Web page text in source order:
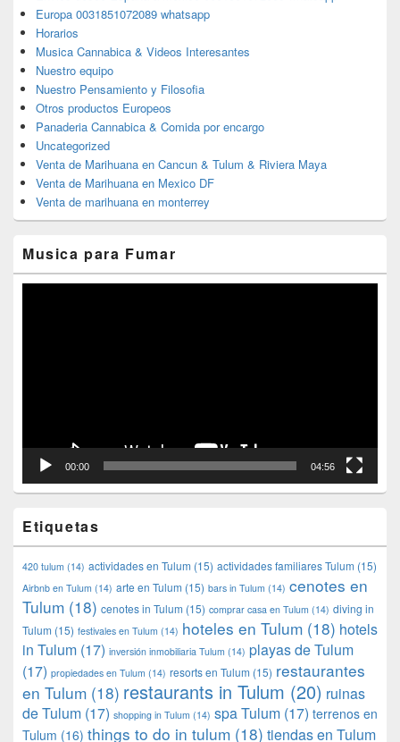
Europa 0031851072089 whatsapp
Horarios
Musica Cannabica & Videos Interesantes
Nuestro equipo
Nuestro Pensamiento y Filosofia
Otros productos Europeos
Panaderia Cannabica & Comida por encargo
Uncategorized
Venta de Marihuana en Cancun & Tulum & Riviera Maya
Venta de Marihuana en Mexico DF
Venta de marihuana en monterrey
Musica para Fumar
00:00 04:56
Etiquetas
420 tulum (14) actividades en Tulum (15) actividades familiares Tulum (15)
Airbnb en Tulum (14) arte en Tulum (15) bars in Tulum (14) cenotes en
Tulum (18) cenotes in Tulum (15) comprar casa en Tulum (14) diving in
Tulum (15) festivales en Tulum (14) hoteles en Tulum (18) hotels
in Tulum (17) inversión inmobiliaria Tulum (14) playas de Tulum
(17) propiedades en Tulum (14) resorts en Tulum (15) restaurantes
en Tulum (18) restaurants in Tulum (20) ruinas
de Tulum (17) shopping in Tulum (14) spa Tulum (17) terrenos en
Tulum (16) things to do in tulum (18) tiendas en Tulum